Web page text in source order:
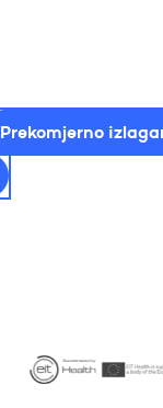
Prekomjerno